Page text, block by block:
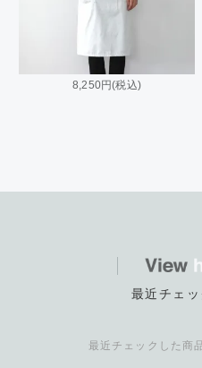
8,250円(税込)
最近チェ
最近チェックした商